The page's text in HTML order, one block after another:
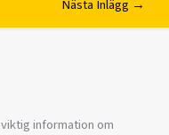
Nästa Inlägg →
information om